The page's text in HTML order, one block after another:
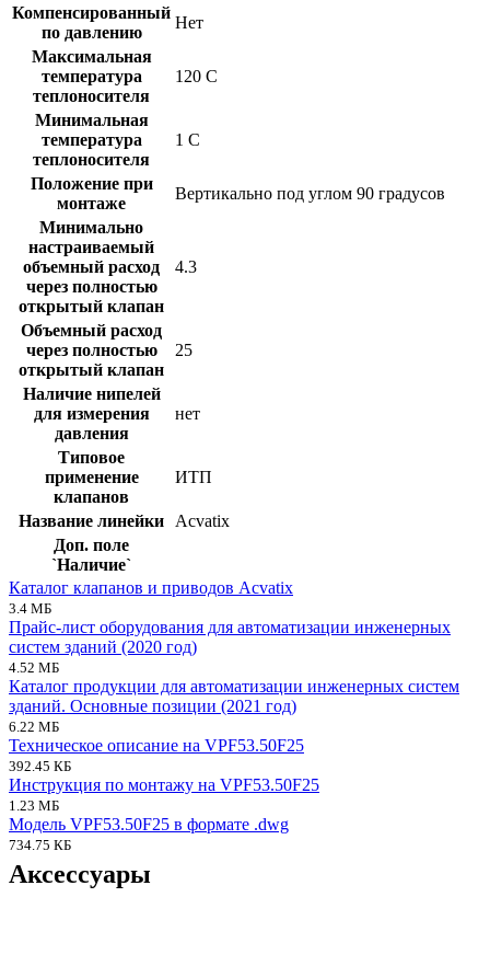
Компенсированный
по давлению
Нет
Максимальная
температура
теплоносителя
120 C
Минимальная
температура
теплоносителя
1 C
Положение при
монтаже
Вертикально под углом 90 градусов
Минимально
настраиваемый
объемный расход
через полностью
открытый клапан
4.3
Объемный расход
через полностью
открытый клапан
25
Наличие нипелей
для измерения
давления
нет
Типовое
применение
клапанов
ИТП
Название линейки Acvatix
Доп. поле
`Наличие`
Каталог клапанов и приводов Acvatix
3.4 МБ
Прайс-лист оборудования для автоматизации инженерных
систем зданий (2020 год)
4.52 МБ
Каталог продукции для автоматизации инженерных систем
зданий. Основные позиции (2021 год)
6.22 МБ
Техническое описание на VPF53.50F25
392.45 КБ
Инструкция по монтажу на VPF53.50F25
1.23 МБ
Модель VPF53.50F25 в формате .dwg
734.75 КБ
Аксессуары